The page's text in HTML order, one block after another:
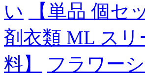
い
【単品 個セ
剤衣類 ML ス
料】
フラワー